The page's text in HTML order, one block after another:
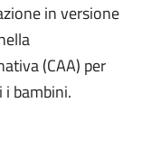
in versione
(CAA) per
bambini.